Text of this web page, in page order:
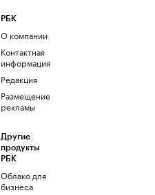
РБК
О компании
Контактная
информация
Редакция
Размещение
рекламы
Другие
продукты
РБК
Облако для
бизнеса